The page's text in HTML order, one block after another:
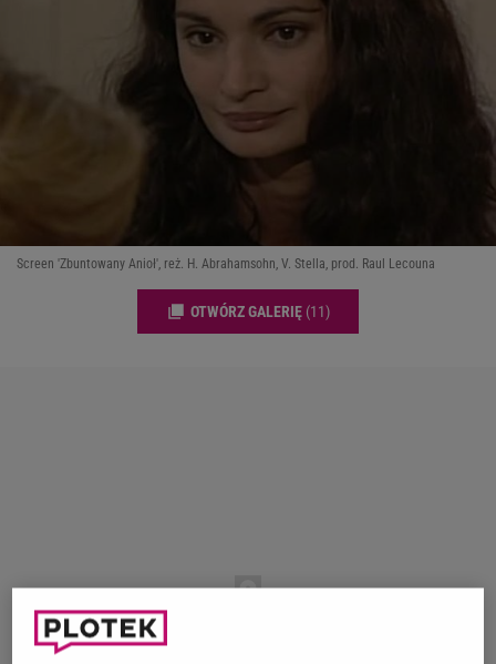
Screen 'Zbuntowany Anioł', reż. H. Abrahamsohn, V. Stella, prod. Raul Lecouna
OTWÓRZ GALERIĘ (11)